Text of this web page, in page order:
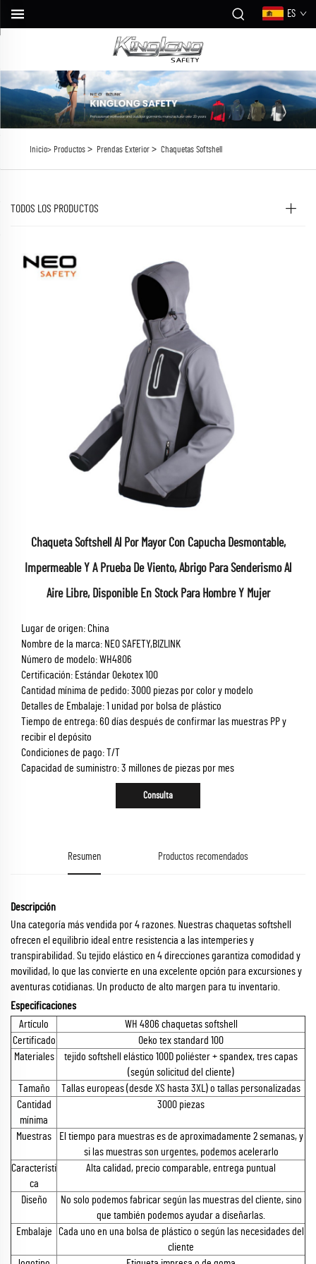
ES
Inicio> Productos> Prendas Exterior> Chaquetas Softshell
TODOS LOS PRODUCTOS
Chaqueta Softshell Al Por Mayor Con Capucha Desmontable,
Impermeable Y A Prueba De Viento, Abrigo Para Senderismo Al
Aire Libre, Disponible En Stock Para Hombre Y Mujer
Lugar de origen: China
Nombre de la marca: NEO SAFETY,BIZLINK
Número de modelo: WH4806
Certificación: Estándar Oekotex 100
Cantidad mínima de pedido: 3000 piezas por color y modelo
Detalles de Embalaje: 1 unidad por bolsa de plástico
Tiempo de entrega: 60 días después de confirmar las muestras PP y
recibir el depósito
Condiciones de pago: T/T
Capacidad de suministro: 3 millones de piezas por mes
Consulta
Resumen Productos recomendados
Descripción
Una categoría más vendida por 4 razones. Nuestras chaquetas softshell
ofrecen el equilibrio ideal entre resistencia a las intemperies y
transpirabilidad. Su tejido elástico en 4 direcciones garantiza comodidad y
movilidad, lo que las convierte en una excelente opción para excursiones y
aventuras cotidianas. Un producto de alto margen para tu inventario.
Especificaciones
Artículo
WH 4806 chaquetas softshell
Certificado
Oeko tex standard 100
Materiales
tejido softshell elástico 100D poliéster + spandex, tres capas
(según solicitud del cliente)
Tamaño
Tallas europeas (desde XS hasta 3XL) o tallas personalizadas
Cantidad
mínima
3000 piezas
Muestras
El tiempo para muestras es de aproximadamente 2 semanas, y
si las muestras son urgentes, podemos acelerarlo
Característi
ca
Alta calidad, precio comparable, entrega puntual
Diseño
No solo podemos fabricar según las muestras del cliente, sino
que también podemos ayudar a diseñarlas.
Embalaje
Cada uno en una bolsa de plástico o según las necesidades del
cliente